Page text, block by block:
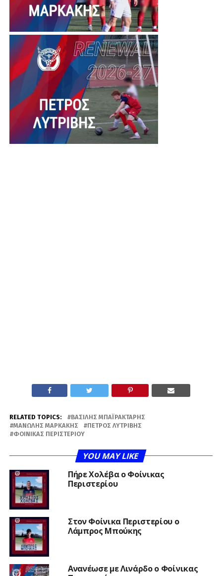
RELATED TOPICS:
ΒΑΣΊΛΗΣ ΜΠΑΪΡΑΚΤΆΡΗΣ
ΜΑΝΏΛΗΣ ΜΑΡΚΆΚΗΣ
ΠΈΤΡΟΣ ΛΥΤΡΊΒΗΣ
ΦΟΊΝΙΚΑΣ ΠΕΡΙΣΤΕΡΊΟΥ
YOU MAY LIKE
Πήρε Χολέβα ο Φοίνικας
Περιστερίου
Στον Φοίνικα Περιστερίου ο
Λάμπρος Μπούκης
Ανανέωσε με Λινάρδο ο Φοίνικας